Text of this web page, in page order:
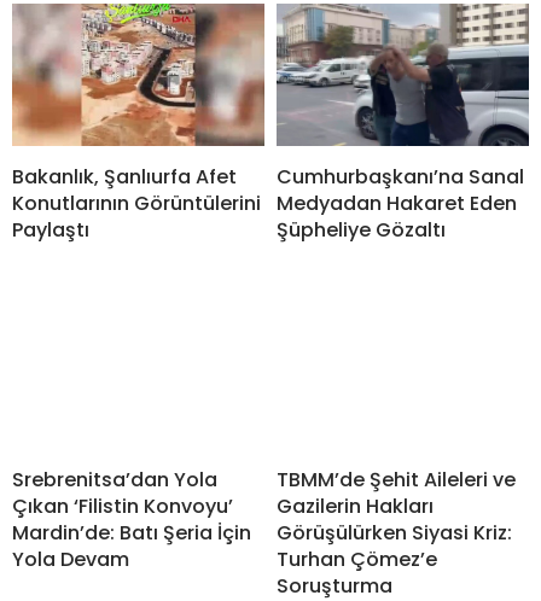
Bakanlık, Şanlıurfa Afet
Konutlarının Görüntülerini
Paylaştı
Cumhurbaşkanı’na Sanal
Medyadan Hakaret Eden
Şüpheliye Gözaltı
Srebrenitsa’dan Yola
Çıkan ‘Filistin Konvoyu’
Mardin’de: Batı Şeria İçin
Yola Devam
TBMM’de Şehit Aileleri ve
Gazilerin Hakları
Görüşülürken Siyasi Kriz:
Turhan Çömez’e
Soruşturma